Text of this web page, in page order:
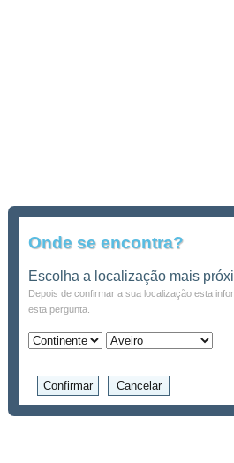
Onde se encontra?
Escolha a localização mais
Depois de confirmar a sua localização esta
esta pergunta.